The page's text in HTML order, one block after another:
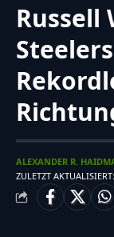
Russell
ZULETZT
ALEXANDER R.